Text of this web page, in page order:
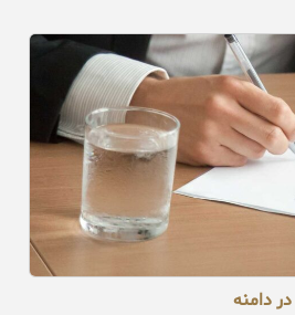
دامنه